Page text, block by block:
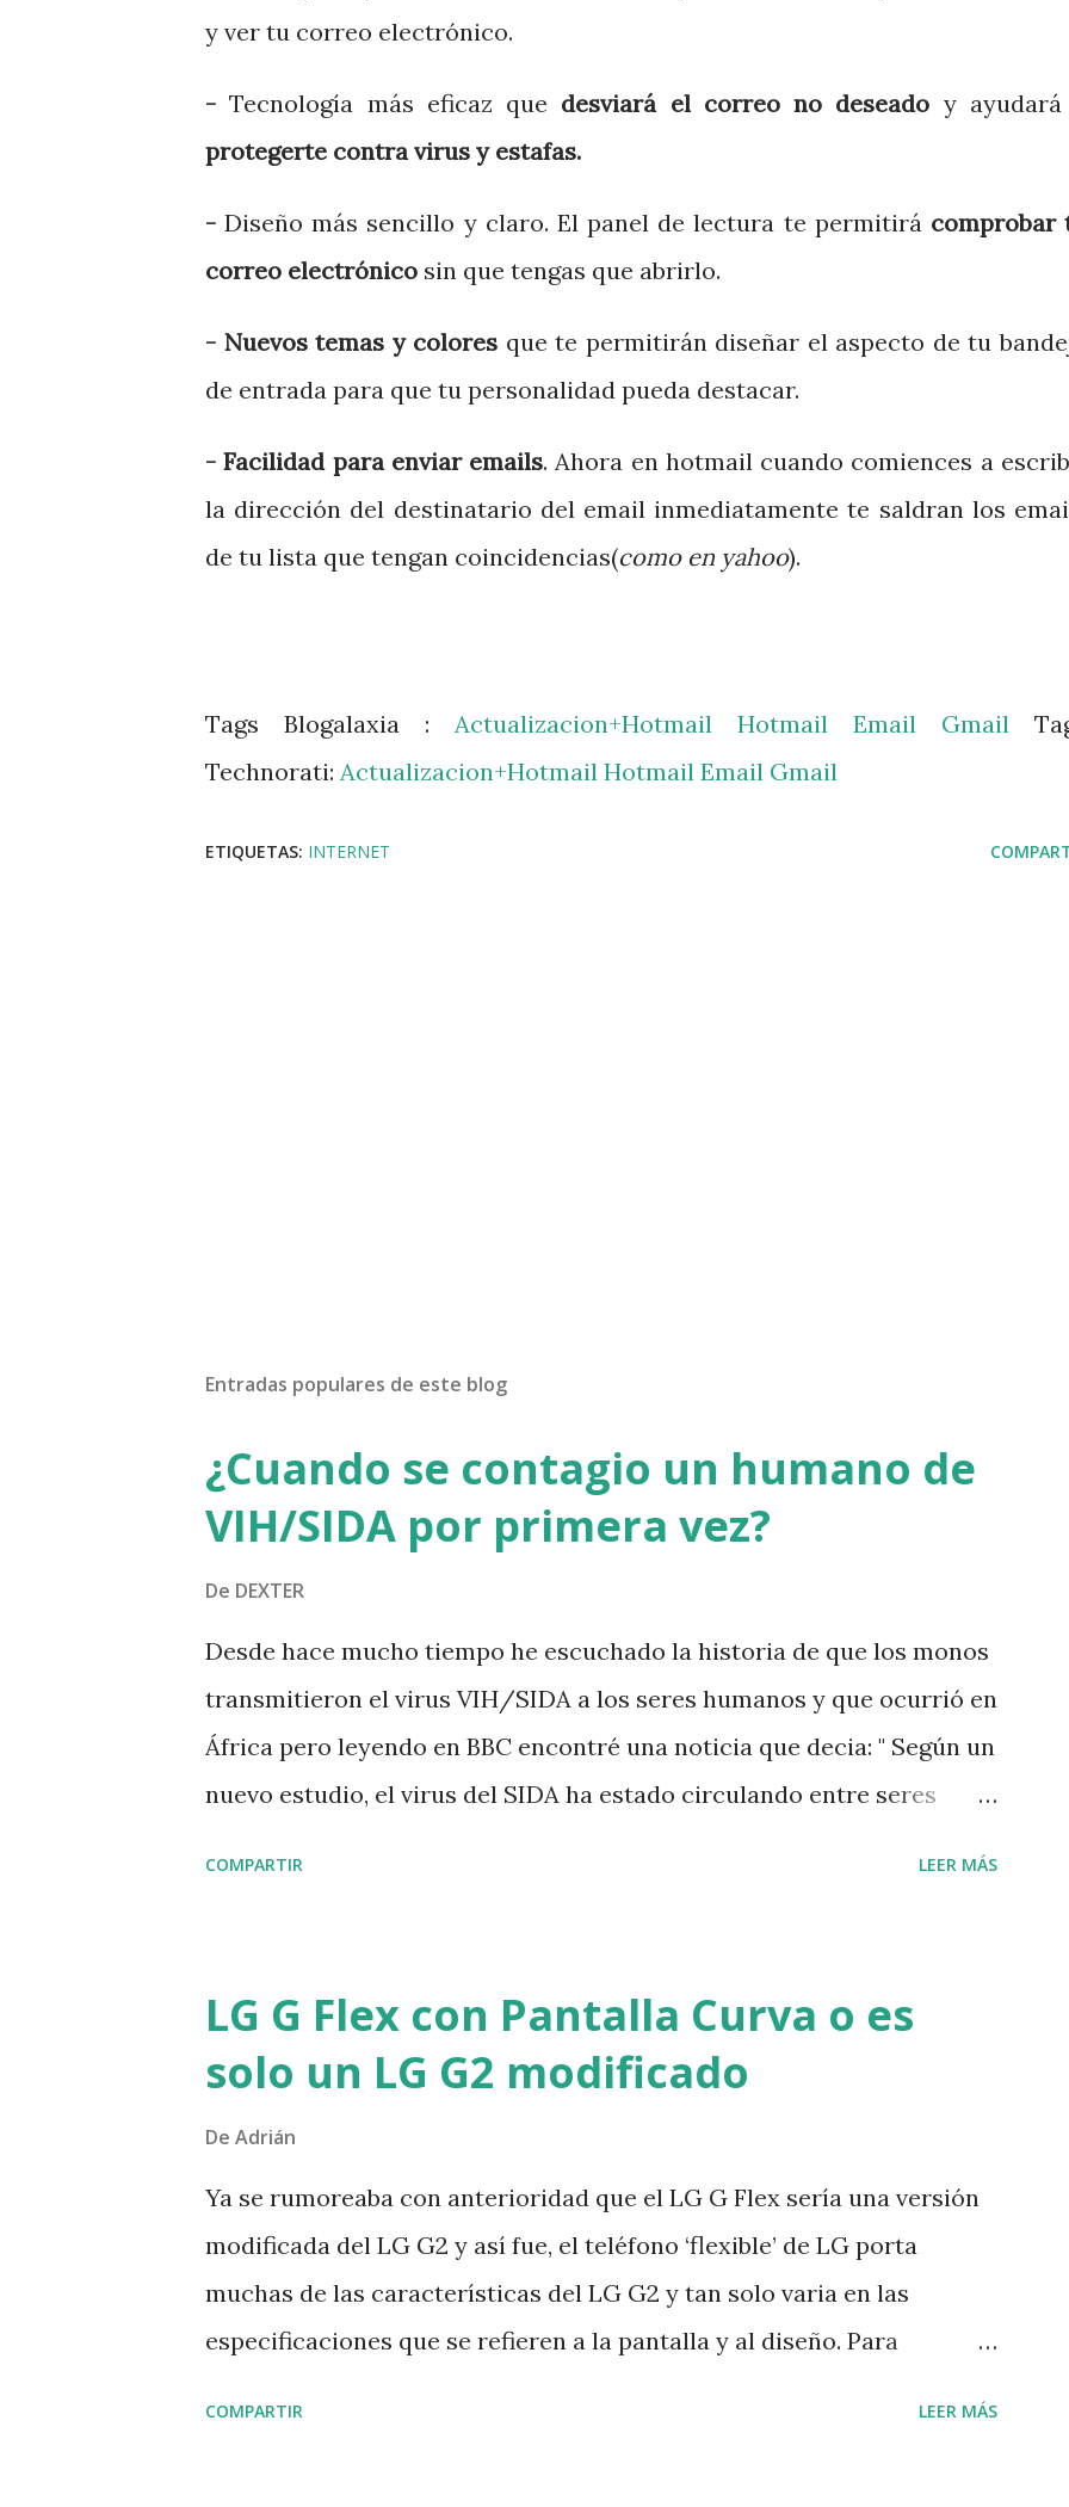
y ver tu correo electrónico.
- Tecnología más eficaz que desviará el correo no deseado y
protegerte contra virus y estafas.
- Diseño más sencillo y claro. El panel de lectura te permitirácomprobar
correo electrónico sin que tengas que abrirlo.
- Nuevos temas y colores que te permitirán diseñar el aspecto de tu
de entrada para que tu personalidad pueda destacar.
- Facilidad para enviar emails. Ahora en hotmail cuando comiences a
la dirección del destinatario del email inmediatamente te saldran los
de tu lista que tengan coincidencias(como en yahoo).
Tags Blogalaxia : Actualizacion+Hotmail Hotmail Email Gmail
Technorati: Actualizacion+Hotmail Hotmail Email Gmail
ETIQUETAS: INTERNET
Entradas populares de este blog
¿Cuando se contagio un humano de
VIH/SIDA por primera vez?
De DEXTER
Desde hace mucho tiempo he escuchado la historia de que los monos
transmitieron el virus VIH/SIDA a los seres humanos y que ocurrió en
África pero leyendo en BBC encontré una noticia que decia: " Según un
nuevo estudio, el virus del SIDA ha estado circulando entre seres
en la Republica Democratica del Congo, al compararla con muestras
de humanos y monos infectados recientemente los expertos llegaron
a la conclusión de que el VIH/SIDA salto de los monos a los humanos
COMPARTIR LEER MÁS
LG G Flex con Pantalla Curva o es
solo un LG G2 modificado
De Adrián
Ya se rumoreaba con anterioridad que el LG G Flex sería una versión
modificada del LG G2 y así fue, el teléfono ‘flexible’ de LG porta
muchas de las características del LG G2 y tan solo varia en las
especificaciones que se refieren a la pantalla y al diseño. Para
COMPARTIR LEER MÁS